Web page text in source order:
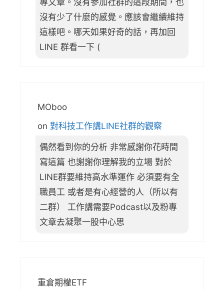
沒有少了什麼的感覺。應該會繼續維持
這樣吧。哪天如果好奇的話，再加回
LINE 群看一下 (
MOboo
on 對科技工作講LINE社群的觀察
偶然看到你的分析 非常感謝你花時間
寫這篇 也謝謝你理解我的立場 對於
LINE群要維持高水準運作 必須要有全
職員工 或者是有心經營的人（所以有
二群） 工作講需要Podcast以及粉專
文章去凝聚一股中心思
重倉期權ETF